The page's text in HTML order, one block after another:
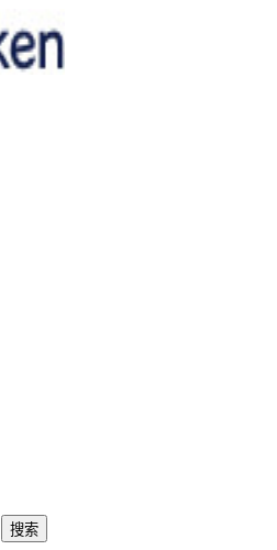
搜索